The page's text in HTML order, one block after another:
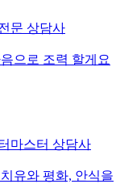
문 상담사
으로 조력 할게요
마스터 상담사
유와 평화, 안식을